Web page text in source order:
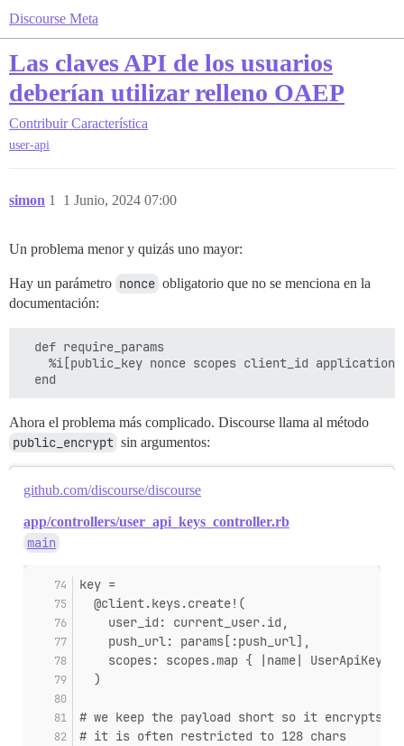
Discourse Meta
Las claves API de los usuarios
deberían utilizar relleno OAEP
Contribuir Característica
user-api
simon 1 Junio, 2024 07:00
1
Un problema menor y quizás uno mayor:
Hay un parámetro nonce obligatorio que no se menciona en la
documentación:
  def require_params
%i[public_key nonce scopes client_id
Ahora el problema más complicado. Discourse llama al método
public_encrypt sin argumentos:
github.com/discourse/discourse
app/controllers/user_api_keys_controller.rb
main
key =
  @client.keys.create!(
    user_id: current_user.id,
    push_url: params[:push_url],
scopes: scopes.map { |name|
  )
# we keep the payload short so it encrypts
# it is often restricted to 128 chars